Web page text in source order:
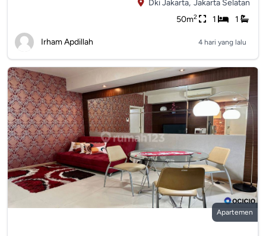
Dki Jakarta, Jakarta Selatan
50m2 1 1
Irham Apdillah 4 hari yang lalu
Apartemen